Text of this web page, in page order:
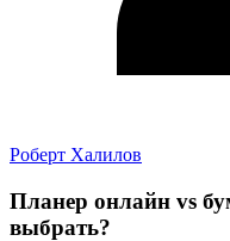
Роберт Халилов
Планер онлайн vs
выбрать?